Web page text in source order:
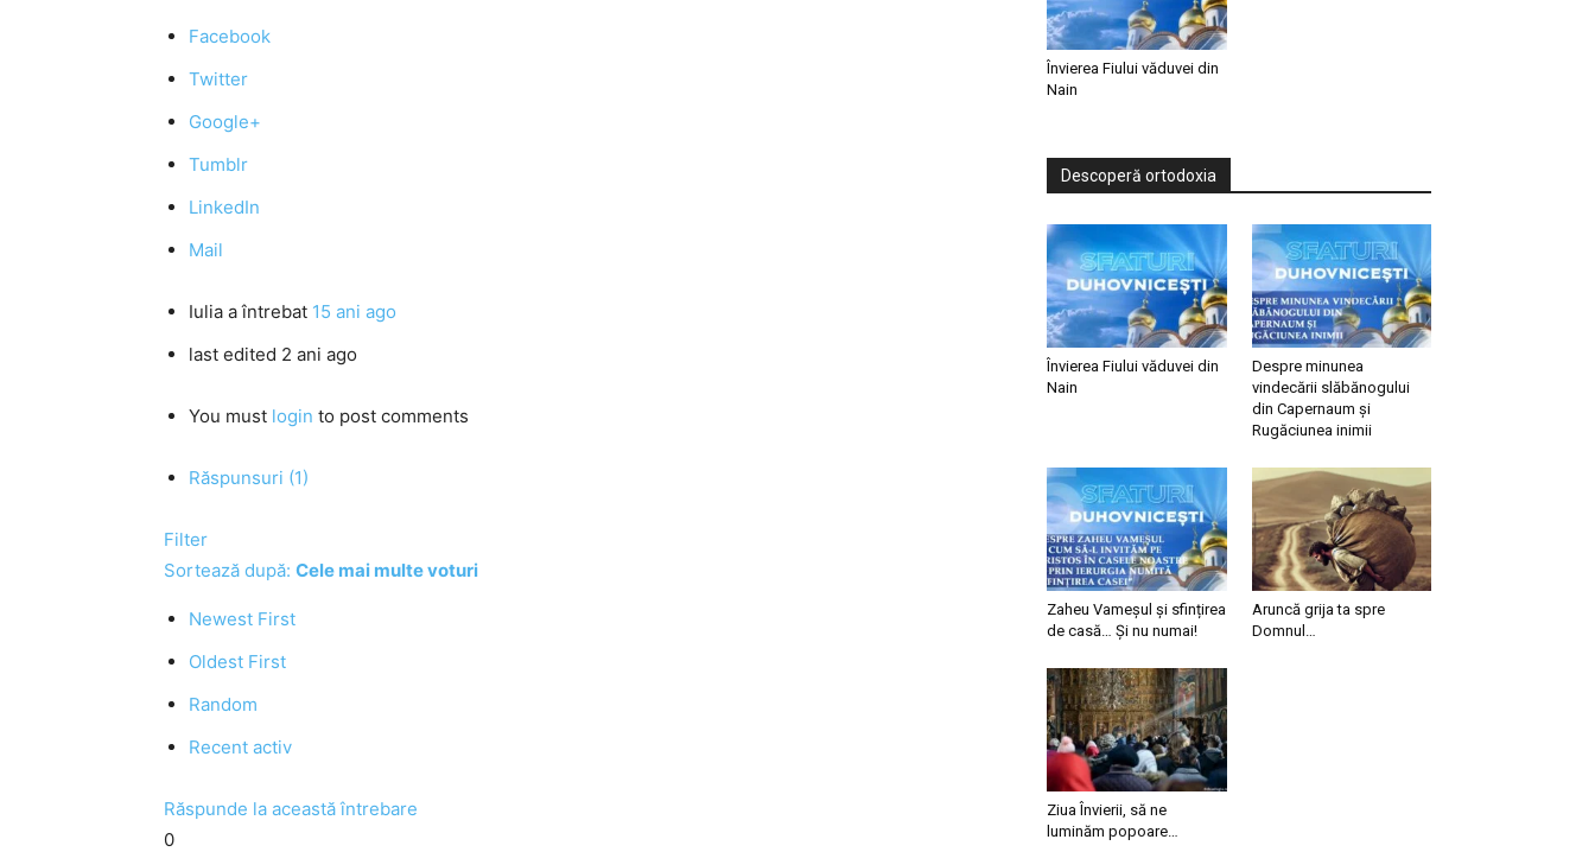
Facebook
Twitter
Google+
Tumblr
LinkedIn
Mail
Iulia a întrebat 15 ani ago
last edited 2 ani ago
You must login to post comments
Răspunsuri (1)
Filter
Sortează după: Cele mai multe voturi
Newest First
Oldest First
Random
Recent activ
Răspunde la această întrebare
0
Învierea Fiului văduvei din
Nain
Descoperă ortodoxia
Învierea Fiului văduvei din
Nain
Despre minunea
vindecării slăbănogului
din Capernaum și
Rugăciunea inimii
Zaheu Vameșul și sfințirea
de casă… Și nu numai!
Aruncă grija ta spre
Domnul…
Ziua Învierii, să ne
luminăm popoare…